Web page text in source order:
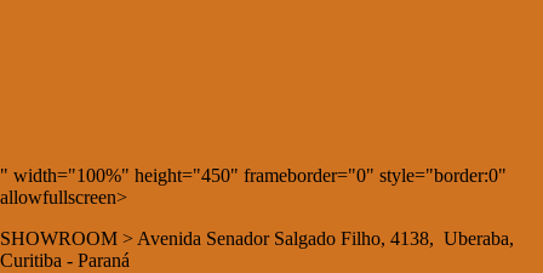
" width="100%" height="450" frameborder="0" style="border:0"
allowfullscreen>
SHOWROOM > Avenida Senador Salgado Filho, 4138, Uberaba,
Curitiba - Paraná